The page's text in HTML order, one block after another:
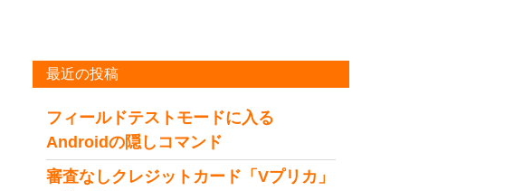
最近の投稿
フィールドテストモードに入る
Androidの隠しコマンド
審査なしクレジットカード「Vプリカ」